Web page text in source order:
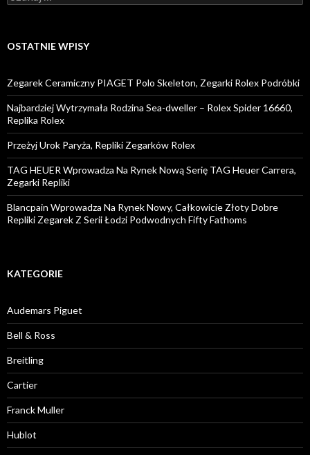
OSTATNIE WPISY
Zegarek Ceramiczny PIAGET Polo Skeleton, Zegarki Rolex Podróbki
Najbardziej Wytrzymała Rodzina Sea-dweller – Rolex Spider 16660,
Replika Rolex
Przeżyj Urok Paryża, Repliki Zegarków Rolex
TAG HEUER Wprowadza Na Rynek Nową Serię TAG Heuer Carrera,
Zegarki Repliki
Blancpain Wprowadza Na Rynek Nowy, Całkowicie Złoty Dobre
Repliki Zegarek Z Serii Łodzi Podwodnych Fifty Fathoms
KATEGORIE
Audemars Piguet
Bell & Ross
Breitling
Cartier
Franck Muller
Hublot